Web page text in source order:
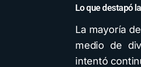
Lo que destapó
La mayoría
medio de
intentó